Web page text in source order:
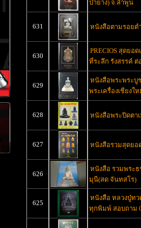
ป่ายาง) จ.ลำพูน
631 หนังสือตามรอยต
630
PRECIOS สุดยอ
ที่ระลึก รังสรรค์
629
หนังสือพระพระบู
พระเครื่องเชียงใ
628 หนังสือพระปิดตา
627 หนังสือรวมสุดยอ
626
หนังสือ รวมพระ
มุนี(สด จันทสโร)
625
หนังสือ หลวงปู่ทว
ทุกพิมพ์ สอบถาม